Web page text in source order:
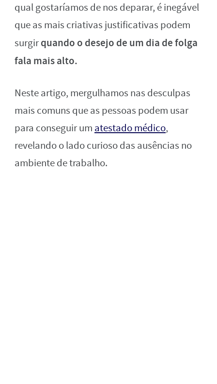
qual gostaríamos de nos deparar, é inegável
que as mais criativas justificativas podem
surgirquando o desejo de um dia de folga
fala mais alto.
Neste artigo, mergulhamos nas desculpas
mais comuns que as pessoas podem usar
para conseguir um atestado médico,
revelando o lado curioso das ausências no
ambiente de trabalho.